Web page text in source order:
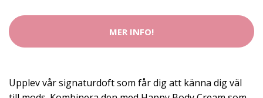
MER INFO!
Upplev vår signaturdoft som får dig att känna dig väl